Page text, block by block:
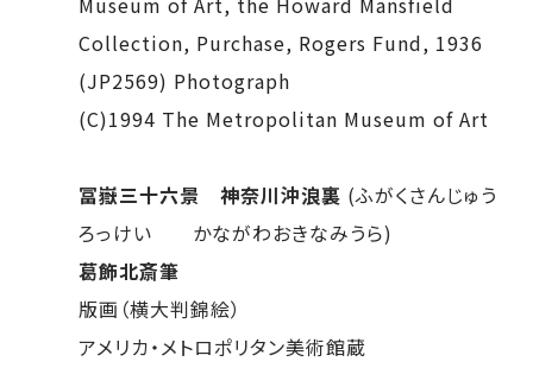
Collection, Purchase, Rogers Fund, 1936
(JP2569) Photograph
(C)1994 The Metropolitan Museum of Art
冨嶽三十六景 神奈川沖浪裏 (ふがくさんじゅう
ろっけい かながわおきなみうら)
葛飾北斎筆
版画（横大判錦絵）
アメリカ・メトロポリタン美術館蔵